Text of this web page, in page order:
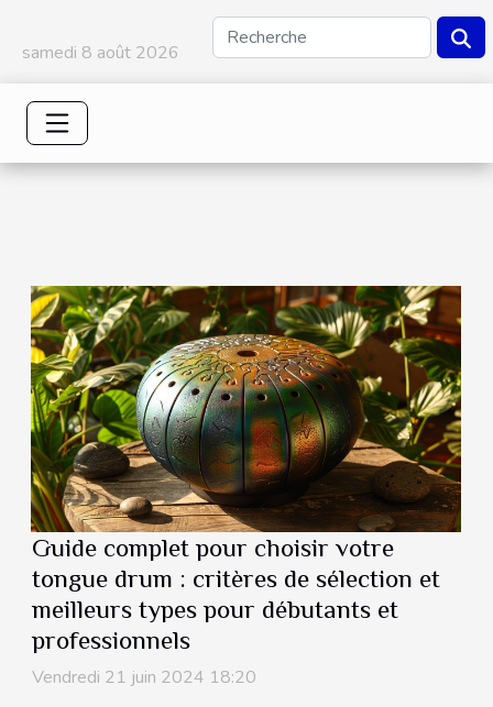
samedi 8 août 2026
Guide complet pour choisir votre
tongue drum : critères de sélection et
meilleurs types pour débutants et
professionnels
Vendredi 21 juin 2024 18:20